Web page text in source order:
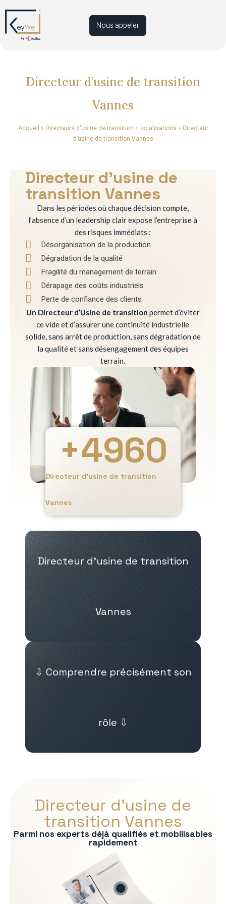
Nous appeler
Directeur d’usine de transition
Vannes
Accueil » Directeurs d'usine de transition + localisations » Directeur
d’usine de transition Vannes
Directeur d’usine de
transition Vannes
Dans les périodes où chaque décision compte,
l’absence d’un leadership clair expose l’entreprise à
des risques immédiats :
Désorganisation de la production
Dégradation de la qualité
Fragilité du management de terrain
Dérapage des coûts industriels
Perte de confiance des clients
Un Directeur d’Usine de transition permet d’éviter
ce vide et d’assurer une continuité industrielle
solide, sans arrêt de production, sans dégradation de
la qualité et sans désengagement des équipes
terrain.
Directeur d’usine de transition
Vannes
+4960
Directeur d’usine de transition
Vannes
⇩ Comprendre précisément son
rôle ⇩
Directeur d’usine de
transition Vannes
Parmi nos experts déjà qualifiés et mobilisables
rapidement